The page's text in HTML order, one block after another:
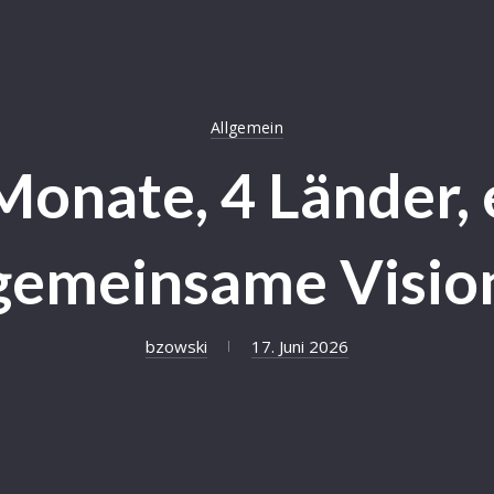
Allgemein
4 Länder,
bzowski 17. Juni 2026